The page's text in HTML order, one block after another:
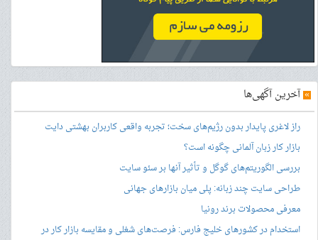
»آخرین آگهی‌ها
راز لاغری پایدار بدون رژیم‌های سخت؛ تجربه واقعی کاربران بهشتی دایت
بازار کار زبان آلمانی چگونه است؟
بررسی الگوریتم‌های گوگل و تأثیر آنها بر سئو سایت
طراحی سایت چند زبانه: پلی میان بازارهای جهانی
معرفی محصولات برند رونیا
استخدام در کشورهای خلیج فارس: فرصت‌های شغلی و مقایسه بازار کار در